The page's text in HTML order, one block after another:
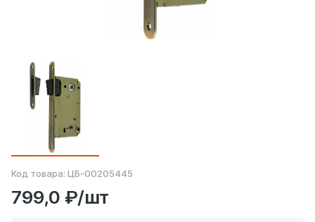
Код товара: ЦБ-00205445
799,0 ₽/шт